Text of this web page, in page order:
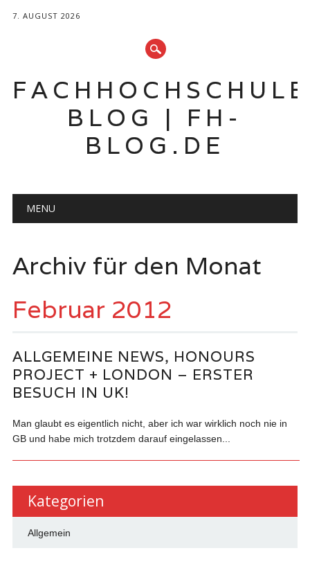
7. AUGUST 2026
BLOG | FH-
BLOG.DE
Hauptmenü
MENU
Archiv für den Monat
Februar 2012
ALLGEMEINE NEWS, HONOURS
PROJECT + LONDON – ERSTER
BESUCH IN UK!
Man glaubt es eigentlich nicht, aber ich war wirklich noch nie in
GB und habe mich trotzdem darauf eingelassen...
Kategorien
Allgemein